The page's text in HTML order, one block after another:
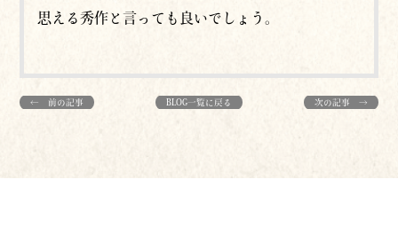
思える秀作と言っても良いでしょう。
← 前の記事 BLOG一覧に戻る 次の記事 →